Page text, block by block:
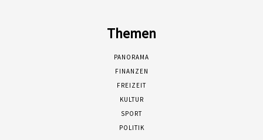
Themen
PANORAMA
FINANZEN
FREIZEIT
KULTUR
SPORT
POLITIK